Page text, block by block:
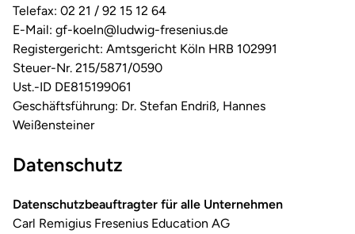
Telefax: 02 21 / 92 15 12 64
E-Mail: gf-koeln@ludwig-fresenius.de
Registergericht: Amtsgericht Köln HRB 102991
Steuer-Nr. 215/5871/0590
Ust.-ID DE815199061
Geschäftsführung: Dr. Stefan Endriß, Hannes
Weißensteiner
Datenschutz
Datenschutzbeauftragter für alle Unternehmen
Carl Remigius Fresenius Education AG